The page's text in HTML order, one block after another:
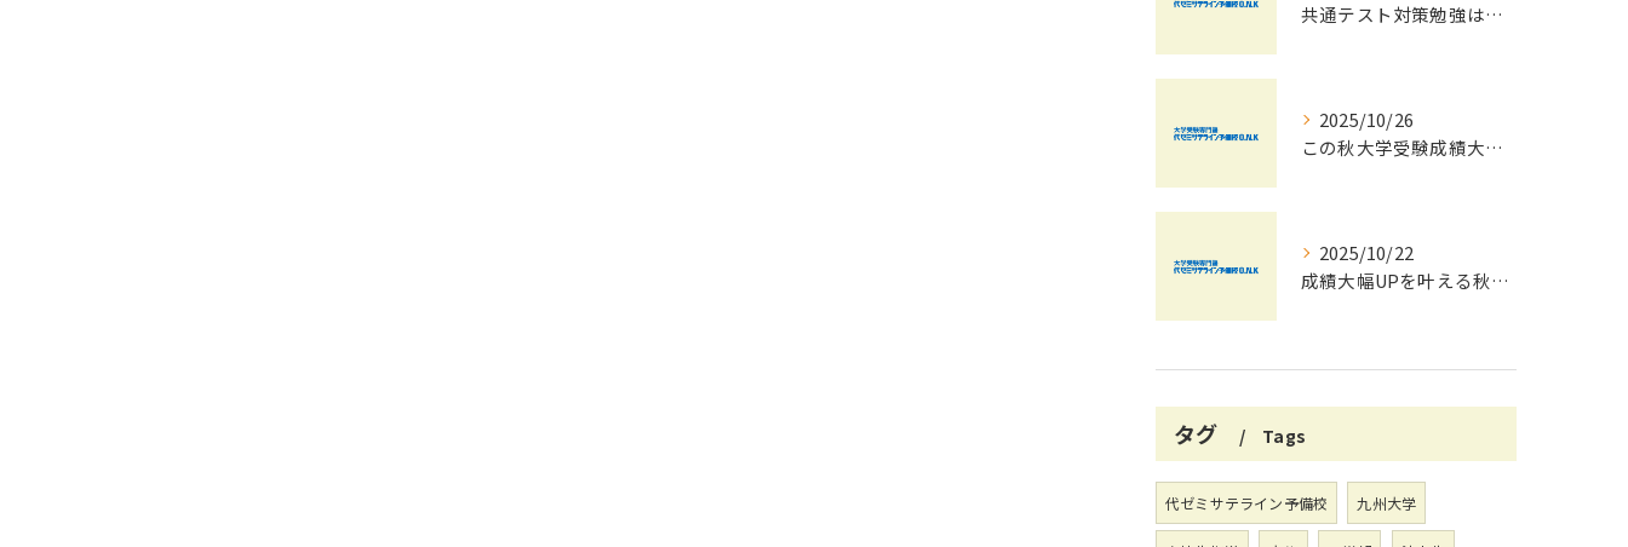
共通テスト対策勉強は早めに始めましょう！
2025/10/26
この秋大学受験成績大幅UPの秘訣
2025/10/22
成績大幅UPを叶える秋の効率学習法
タグ Tags
代ゼミサテライン予備校 九州大学